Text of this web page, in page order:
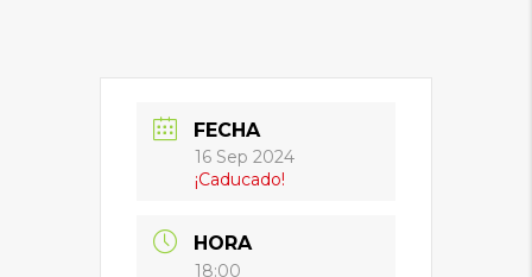
FECHA
16 Sep 2024
¡Caducado!
HORA
18:00